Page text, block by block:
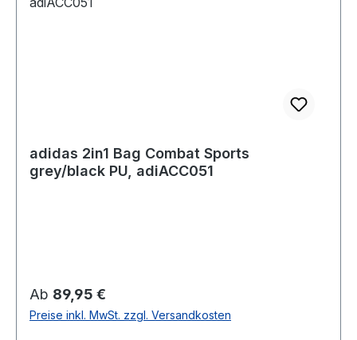
adidas 2in1 Bag Combat Sports
grey/black PU, adiACC051
Regulärer Preis:
Ab 89,95 €
Preise inkl. MwSt. zzgl. Versandkosten